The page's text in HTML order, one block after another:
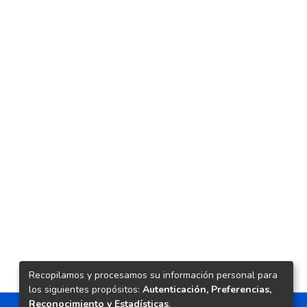
Recopilamos y procesamos su información personal para
los siguientes propósitos: Autenticación, Preferencias,
Reconocimiento y Estadísticas.